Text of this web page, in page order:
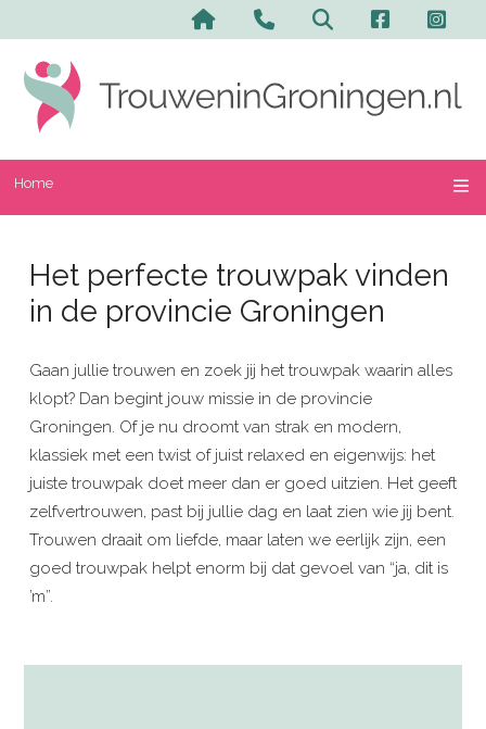
Home
Het perfecte trouwpak vinden
in de provincie Groningen
Gaan jullie trouwen en zoek jij het trouwpak waarin alles
klopt? Dan begint jouw missie in de provincie
Groningen. Of je nu droomt van strak en modern,
klassiek met een twist of juist relaxed en eigenwijs: het
juiste trouwpak doet meer dan er goed uitzien. Het geeft
zelfvertrouwen, past bij jullie dag en laat zien wie jij bent.
Trouwen draait om liefde, maar laten we eerlijk zijn, een
goed trouwpak helpt enorm bij dat gevoel van “ja, dit is
’m”.